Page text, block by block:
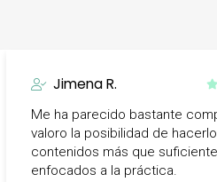
Jimena R.
Me ha parecido bastante
valoro la posibilidad de
contenidos más que
enfocados a la práctica.